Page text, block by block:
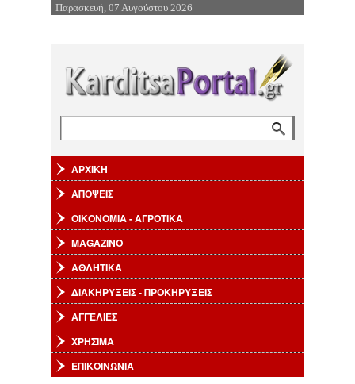
Επιστροφή στην Πλοήγηση
Παρασκευή, 07 Αυγούστου 2026
ΑΡΧΙΚΗ
ΑΠΟΨΕΙΣ
ΟΙΚΟΝΟΜΙΑ - ΑΓΡΟΤΙΚΑ
MAGAZINO
ΑΘΛΗΤΙΚΑ
ΔΙΑΚΗΡΥΞΕΙΣ - ΠΡΟΚΗΡΥΞΕΙΣ
ΑΓΓΕΛΙΕΣ
ΧΡΗΣΙΜΑ
ΕΠΙΚΟΙΝΩΝΙΑ